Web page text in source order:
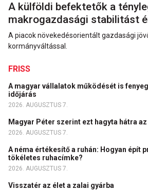
A külföldi befektetők a
makrogazdasági stabilitást
A piacok növekedésorientált gazdasági
kormányváltással.
FRISS
A magyar vállalatok működését is
időjárás
2026. AUGUSZTUS 7.
Magyar Péter szerint ezt hagyta hátra
2026. AUGUSZTUS 7.
A néma értékesítő a ruhán: Hogyan épít
tökéletes ruhacímke?
2026. AUGUSZTUS 7.
Visszatér az élet a zalai gyárba